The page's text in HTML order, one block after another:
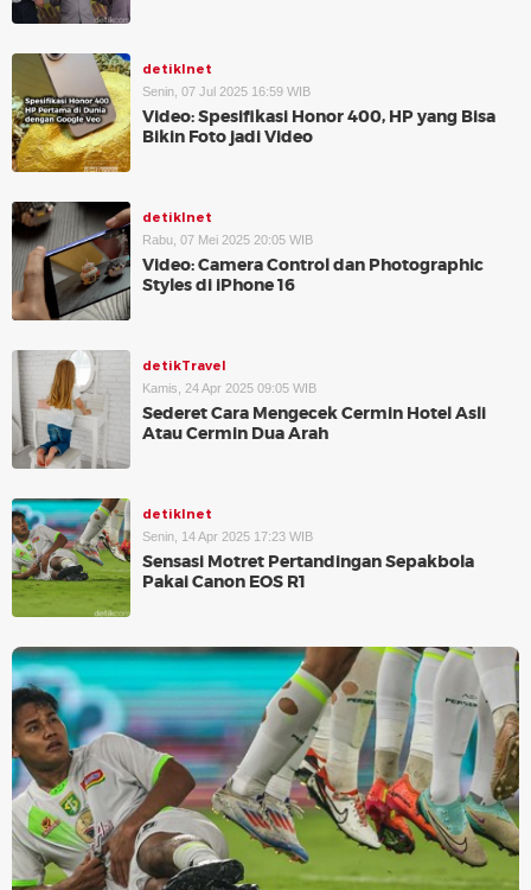
detikInet
Senin, 07 Jul 2025 16:59 WIB
Video: Spesifikasi Honor 400, HP yang Bisa
Bikin Foto jadi Video
detikInet
Rabu, 07 Mei 2025 20:05 WIB
Video: Camera Control dan Photographic
Styles di iPhone 16
detikTravel
Kamis, 24 Apr 2025 09:05 WIB
Sederet Cara Mengecek Cermin Hotel Asli
Atau Cermin Dua Arah
detikInet
Senin, 14 Apr 2025 17:23 WIB
Sensasi Motret Pertandingan Sepakbola
Pakai Canon EOS R1